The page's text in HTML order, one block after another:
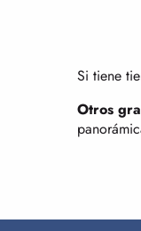
Si tiene
Otros